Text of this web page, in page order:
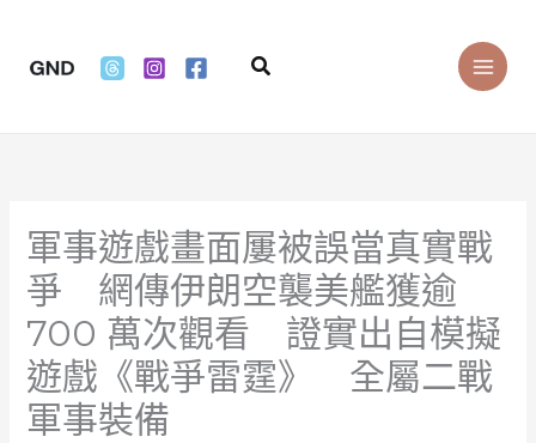
content
Search
軍事遊戲畫面屢被誤當真實戰
爭 網傳伊朗空襲美艦獲逾
700 萬次觀看 證實出自模擬
遊戲《戰爭雷霆》 全屬二戰
軍事裝備